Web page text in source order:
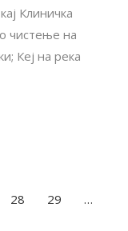
Клиничка
чистење на
Кеј на река
28 29
…